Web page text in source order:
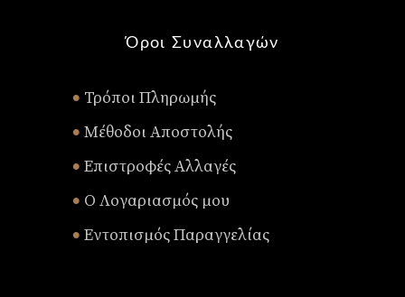
Όροι Συναλλαγών
• Τρόποι Πληρωμής
• Μέθοδοι Αποστολής
• Επιστροφές Αλλαγές
• Ο Λογαριασμός μου
• Εντοπισμός Παραγγελίας